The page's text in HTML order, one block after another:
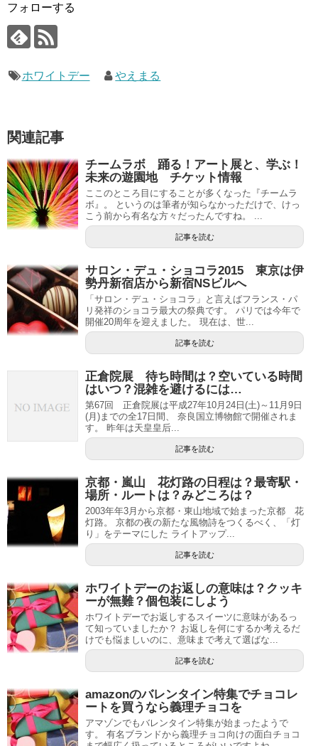
フォローする
ホワイトデー やえまる
関連記事
チームラボ 踊る！アート展と、学ぶ！
未来の遊園地 チケット情報
ここのところ目にすることが多くなった『チームラ
ボ』。 というのは筆者が知らなかっただけで、けっ
こう前から有名な方々だったんですね。 ...
記事を読む
サロン・デュ・ショコラ2015 東京は伊
勢丹新宿店から新宿NSビルへ
「サロン・デュ・ショコラ」と言えばフランス・パ
リ発祥のショコラ最大の祭典です。 パリでは今年で
開催20周年を迎えました。 現在は、世...
記事を読む
正倉院展 待ち時間は？空いている時間
はいつ？混雑を避けるには…
第67回 正倉院展は平成27年10月24日(土)～11月9日
(月)までの全17日間、 奈良国立博物館で開催されま
す。 昨年は天皇皇后...
記事を読む
京都・嵐山 花灯路の日程は？最寄駅・
場所・ルートは？みどころは？
2003年年3月から京都・東山地域で始まった京都 花
灯路。 京都の夜の新たな風物詩をつくるべく、「灯
り」をテーマにした ライトアップ...
記事を読む
ホワイトデーのお返しの意味は？クッキ
ーが無難？個包装にしよう
ホワイトデーでお返しするスイーツに意味があるっ
て知っていましたか？ お返しを何にするか考えるだ
けでも悩ましいのに、意味まで考えて選ばな...
記事を読む
amazonのバレンタイン特集でチョコレ
ートを買うなら義理チョコを
アマゾンでもバレンタイン特集が始まったようで
す。 有名ブランドから義理チョコ向けの面白チョコ